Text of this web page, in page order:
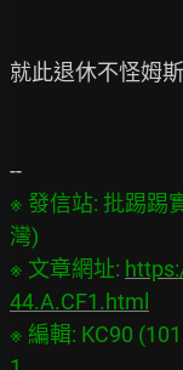
就此退休不怪姆斯
※ 發信站: 批踢踢
灣)
※ 文章網址:
44.A.CF1.html
※ 編輯: KC90